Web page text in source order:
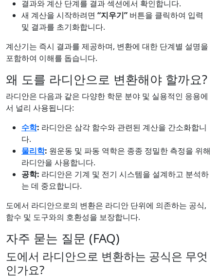
결과와 계산 단계를 결과 섹션에서 확인합니다.
새 계산을 시작하려면 “지우기” 버튼을 클릭하여 입력
및 결과를 초기화합니다.
계산기는 즉시 결과를 제공하며, 변환에 대한 단계별 설명을
포함하여 이해를 돕습니다.
왜 도를 라디안으로 변환해야 할까요?
라디안은 다음과 같은 다양한 학문 분야 및 실용적인 응용에
서 널리 사용됩니다:
수학: 라디안은 삼각 함수와 관련된 계산을 간소화합니
다.
물리학: 원운동 및 파동 역학은 종종 정밀한 측정을 위해
라디안을 사용합니다.
공학: 라디안은 기계 및 전기 시스템을 설계하고 분석하
는 데 중요합니다.
도에서 라디안으로의 변환은 라디안 단위에 의존하는 공식,
함수 및 도구와의 호환성을 보장합니다.
자주 묻는 질문 (FAQ)
도에서 라디안으로 변환하는 공식은 무엇
인가요?